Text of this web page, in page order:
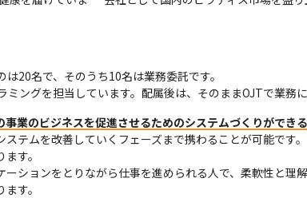
20名で、そのうち10名は業務委託です。
ングを担当しています。配属後は、そのままOJTで業務に
事業のビジネスを促進させるためのシステムづくりができる
テムを改善していくフェーズまで携わることが可能です
す。
ションをとりながら仕事を進められる人で、柔軟性と理
す。